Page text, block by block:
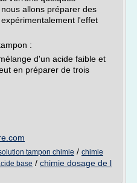
allons préparer des
l'effet
:
d'un acide faible et
en préparer de trois
tampon chimie / chimie
base / chimie dosage de l